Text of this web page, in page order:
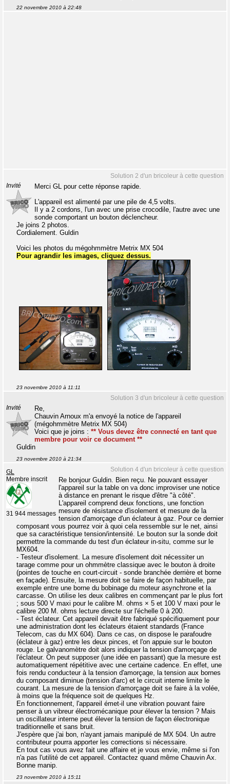
22 novembre 2010 à 22:48
Solution 2 d'un bricoleur à cette question
Invité
Merci GL pour cette réponse rapide.
L'appareil est alimenté par une pile de 4,5 volts.
Il y a 2 cordons, l'un avec une prise crocodile, l'autre avec une
sonde comportant un bouton déclencheur.
Je joins 2 photos.
Cordialement. Guldin
Voici les photos du mégohmmètre Metrix MX 504
Pour agrandir les images, cliquez dessus.
23 novembre 2010 à 11:11
Solution 3 d'un bricoleur à cette question
Invité
Re,
Chauvin Arnoux m'a envoyé la notice de l'appareil
(mégohmmètre Metrix MX 504)
Voici que je joins : ** Vous devez être connecté en tant que
membre pour voir ce document **
Guldin
23 novembre 2010 à 21:34
Solution 4 d'un bricoleur à cette question
GL
Membre inscrit
31 944 messages
Re bonjour Guldin. Bien reçu. Ne pouvant essayer
l'appareil sur la table on va donc improviser une notice
à distance en prenant le risque d'être "à côté".
L'appareil comprend deux fonctions, une fonction
mesure de résistance d'isolement et mesure de la
tension d'amorçage d'un éclateur à gaz. Pour ce dernier
composant vous pourrez voir à quoi cela ressemble sur le net, ainsi
que sa caractéristique tension/intensité. Le bouton sur la sonde doit
permettre la commande du test d'un éclateur in-situ, comme sur le
MX604.
- Testeur d'isolement. La mesure d'isolement doit nécessiter un
tarage comme pour un ohmmètre classique avec le bouton à droite
(pointes de touche en court-circuit - sonde branchée derrière et borne
en façade). Ensuite, la mesure doit se faire de façon habituelle, par
exemple entre une borne du bobinage du moteur asynchrone et la
carcasse. On utilise les deux calibres en commençant par le plus fort
; sous 500 V maxi pour le calibre M. ohms × 5 et 100 V maxi pour le
calibre 200 M. ohms lecture directe sur l'échelle 0 à 200.
- Test éclateur. Cet appareil devait être fabriqué spécifiquement pour
une administration dont les éclateurs étaient standards (France
Telecom, cas du MX 604). Dans ce cas, on dispose le parafoudre
(éclateur à gaz) entre les deux pinces, et l'on appuie sur le bouton
rouge. Le galvanomètre doit alors indiquer la tension d'amorçage de
l'éclateur. On peut supposer (une idée en passant) que la mesure est
automatiquement répétitive avec une certaine cadence. En effet, une
fois rendu conducteur à la tension d'amorçage, la tension aux bornes
du composant diminue (tension d'arc) et le circuit interne limite le
courant. La mesure de la tension d'amorçage doit se faire à la volée,
à moins que la fréquence soit de quelques Hz.
En fonctionnement, l'appareil émet-il une vibration pouvant faire
penser à un vibreur électromécanique pour élever la tension ? Mais
un oscillateur interne peut élever la tension de façon électronique
traditionnelle et sans bruit.
J'espère que j'ai bon, n'ayant jamais manipulé de MX 504. Un autre
contributeur pourra apporter les corrections si nécessaire.
En tout cas vous avez fait une affaire et je vous envie, même si l'on
n'a pas l'utilité de cet appareil. Contactez quand même Chauvin Ax.
Bonne manip.
23 novembre 2010 à 15:11